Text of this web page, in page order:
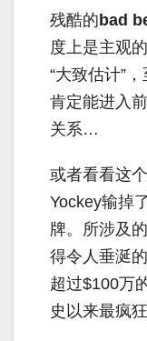
残酷的bad
度上是主观
“大致估计”
肯定能进入
关系…
或者看看这
Yockey输掉
牌。所涉及
得令人垂涎
超过$100万
史以来最疯